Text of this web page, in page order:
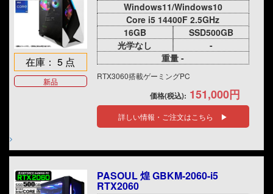
在庫： 5 点
新品
Windows11/Windows10
Core i5 14400F 2.5GHz
16GB
SSD500GB
光学なし
-
重量 -
RTX3060搭載ゲーミングPC
価格(税込): 151,000円
詳しい情報・ご注文はこちら ▶
PASOUL 煌 GBKM-2060-i5
RTX2060